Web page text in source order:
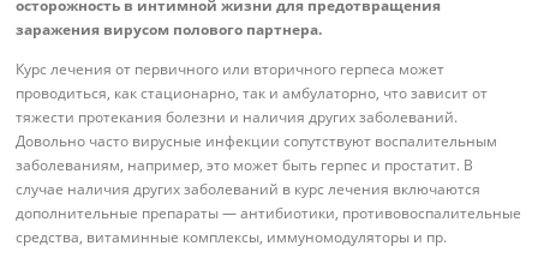
осторожность в интимной жизни для предотвращения
заражения вирусом полового партнера.
Курс лечения от первичного или вторичного герпеса может
проводиться, как стационарно, так и амбулаторно, что зависит от
тяжести протекания болезни и наличия других заболеваний.
Довольно часто вирусные инфекции сопутствуют воспалительным
заболеваниям, например, это может быть герпес и простатит. В
случае наличия других заболеваний в курс лечения включаются
дополнительные препараты — антибиотики, противовоспалительные
средства, витаминные комплексы, иммуномодуляторы и пр.